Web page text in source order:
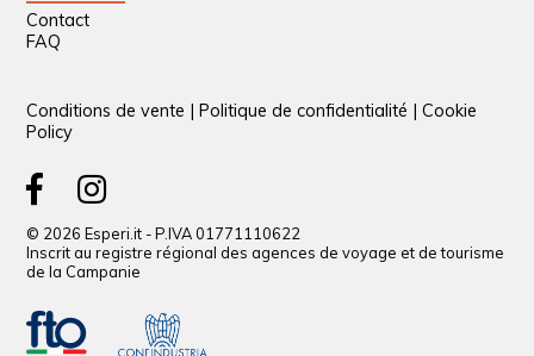
Contact
FAQ
Conditions de vente |Politique de confidentialité |Cookie
Policy
© 2026 Esperi.it - P.IVA 01771110622
Inscrit au registre régional des agences de voyage et de tourisme
de la Campanie